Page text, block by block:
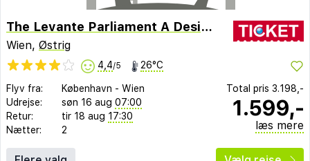
The Levante Parliament A Design Hotel
Wien, Østrig
4,4/5 26°C
Flyv fra: København - Wien
Udrejse:
søn 16 aug 07:00
Retur:
tir 18 aug 17:30
Nætter:
2
Total pris 3.198,-
1.599,-
læs mere